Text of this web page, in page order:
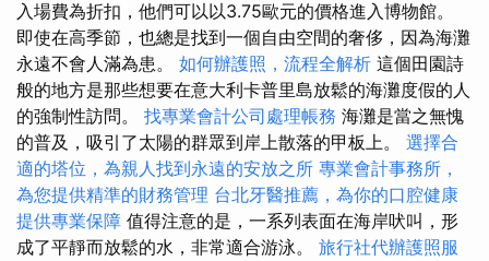
入場費為折扣，他們可以以3.75歐元的價格進入博物館。
即使在高季節，也總是找到一個自由空間的奢侈，因為海灘
永遠不會人滿為患。 如何辦護照，流程全解析 這個田園詩
般的地方是那些想要在意大利卡普里島放鬆的海灘度假的人
的強制性訪問。 找專業會計公司處理帳務 海灘是當之無愧
的普及，吸引了太陽的群眾到岸上散落的甲板上。 選擇合
適的塔位，為親人找到永遠的安放之所 專業會計事務所，
為您提供精準的財務管理 台北牙醫推薦，為你的口腔健康
提供專業保障 值得注意的是，一系列表面在海岸吠叫，形
成了平靜而放鬆的水，非常適合游泳。 旅行社代辦護照服